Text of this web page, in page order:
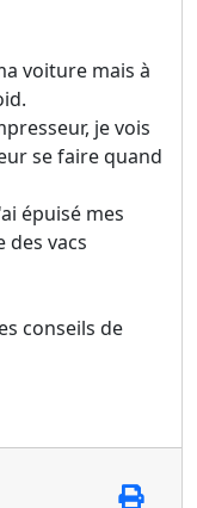
voiture mais à
je vois
se faire quand
épuisé mes
des vacs
conseils de